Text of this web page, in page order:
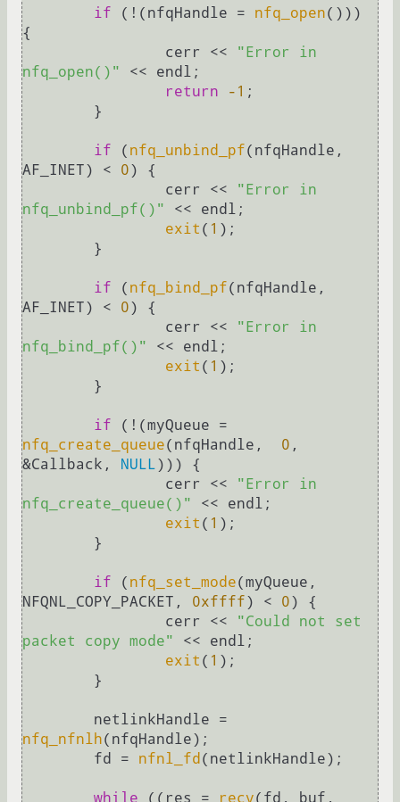
if (!(nfqHandle = nfq_open()))
{
		cerr <<
"Error in
nfq_open()"
<< endl;
return
-1 ;
if ( nfq_unbind_pf(nfqHandle,
AF_INET) < 0) {
    		cerr <<
"Error in
nfq_unbind_pf()"
<< endl;
exit ( 1 );
if ( nfq_bind_pf(nfqHandle,
AF_INET) < 0) {
    		cerr <<
"Error in
nfq_bind_pf()"
<< endl;
exit ( 1 );
if
nfq_create_queue(nfqHandle, 0 ,
&Callback, NULL))) {
    		cerr <<
"Error in
nfq_create_queue()"
<< endl;
exit ( 1 );
if ( nfq_set_mode(myQueue,
NFQNL_COPY_PACKET, 0xffff) < 0) {
    		cerr <<
"Could not set
packet copy mode"
<< endl;
exit ( 1 );
nfq_nfnlh(nfqHandle);
  	fd =
nfnl_fd (netlinkHandle);
while ((res = recv